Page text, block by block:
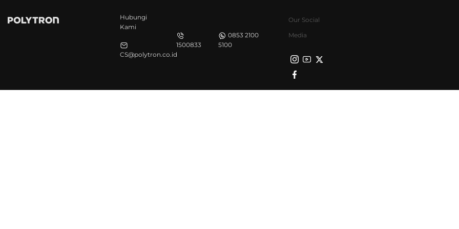
Hubungi
Kami
CS@polytron.co.id
1500833
0853 2100
5100
Our Social
Media